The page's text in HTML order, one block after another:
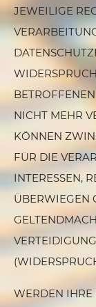
JEWEILIGE
NICHT MEHR
KÖNNEN
FÜR DIE
INTERESSEN,
ÜBERWIEGEN
WERDEN IHRE